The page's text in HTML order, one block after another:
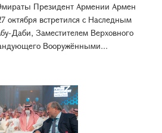
Президент Армении Армен
октября встретился с Наследным
Даби, Заместителем Верховного
Вооружёнными...